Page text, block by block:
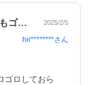
やわらかいハードレンズで、装着感もゴロ… 2025/2/5
hir********さん
ゴロしておら